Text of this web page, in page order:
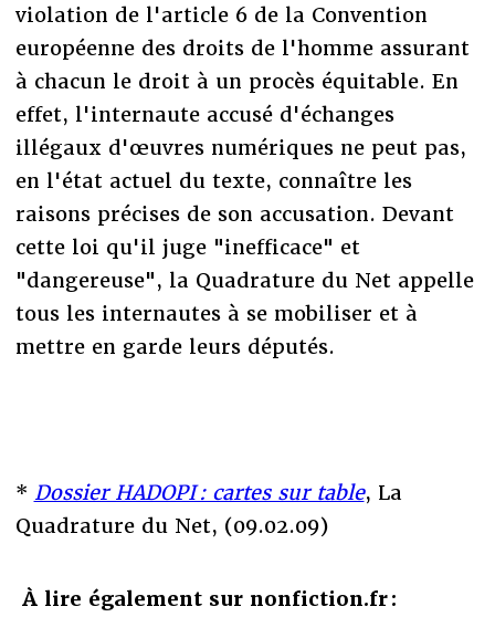
violation de l'article 6 de la Convention
européenne des droits de l'homme assurant
à chacun le droit à un procès équitable. En
effet, l'internaute accusé d'échanges
illégaux d'œuvres numériques ne peut pas,
en l'état actuel du texte, connaître les
raisons précises de son accusation. Devant
cette loi qu'il juge "inefficace" et
"dangereuse", la Quadrature du Net appelle
tous les internautes à se mobiliser et à
mettre en garde leurs députés.
* Dossier HADOPI : cartes sur table, La
Quadrature du Net, (09.02.09)
À lire également sur nonfiction.fr :